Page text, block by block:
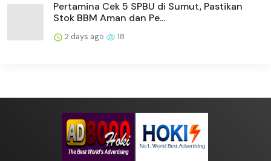
Pertamina Cek 5 SPBU di Sumut, Pastikan
Stok BBM Aman dan Pe...
2 days ago 18